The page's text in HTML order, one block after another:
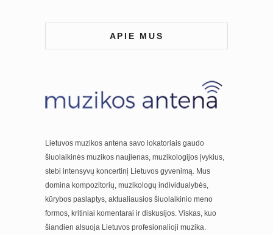
APIE MUS
Lietuvos muzikos antena savo lokatoriais gaudo
šiuolaikinės muzikos naujienas, muzikologijos įvykius,
stebi intensyvų koncertinį Lietuvos gyvenimą. Mus
domina kompozitorių, muzikologų individualybės,
kūrybos paslaptys, aktualiausios šiuolaikinio meno
formos, kritiniai komentarai ir diskusijos. Viskas, kuo
šiandien alsuoja Lietuvos profesionalioji muzika.